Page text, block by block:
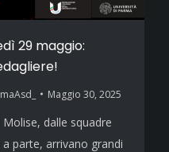
29 maggio:
Maggio 30, 2025
Molise, dalle squadre
parte, arrivano grandi